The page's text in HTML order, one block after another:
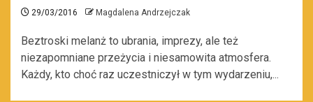
29/03/2016 Magdalena Andrzejczak
Beztroski melanż to ubrania, imprezy, ale też
niezapomniane przeżycia i niesamowita atmosfera.
Każdy, kto choć raz uczestniczył w tym wydarzeniu,...